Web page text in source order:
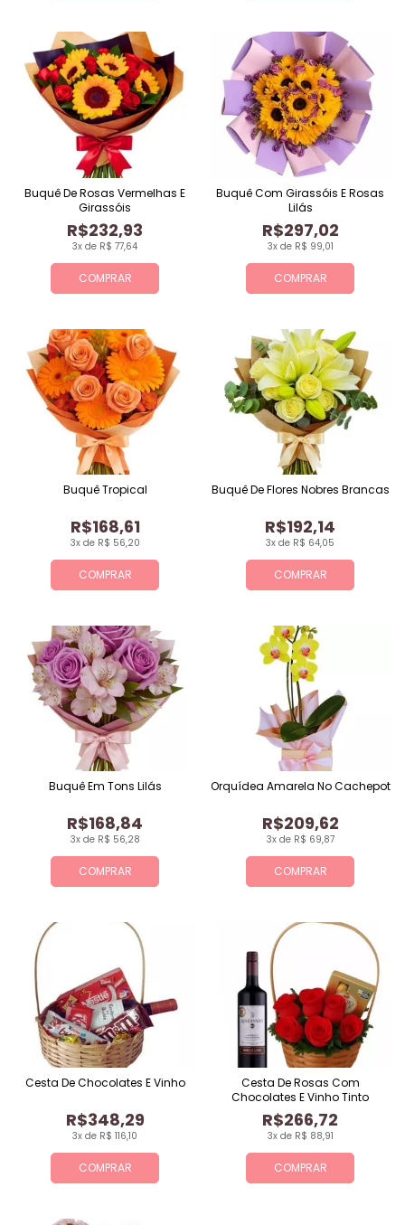
COMPRAR
3x de R$ 77,64
R$232,93
Buquê De Rosas Vermelhas E
Girassóis
COMPRAR
3x de R$ 99,01
R$297,02
Buquê Com Girassóis E Rosas
Lilás
COMPRAR
3x de R$ 56,20
R$168,61
Buquê Tropical
COMPRAR
3x de R$ 64,05
R$192,14
Buquê De Flores Nobres Brancas
COMPRAR
3x de R$ 56,28
R$168,84
Buquê Em Tons Lilás
COMPRAR
3x de R$ 69,87
R$209,62
Orquídea Amarela No Cachepot
COMPRAR
3x de R$ 116,10
R$348,29
Cesta De Chocolates E Vinho
COMPRAR
3x de R$ 88,91
R$266,72
Cesta De Rosas Com
Chocolates E Vinho Tinto